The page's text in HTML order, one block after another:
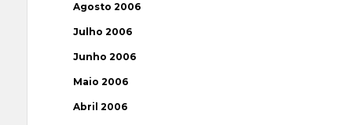
Agosto 2006
Julho 2006
Junho 2006
Maio 2006
Abril 2006